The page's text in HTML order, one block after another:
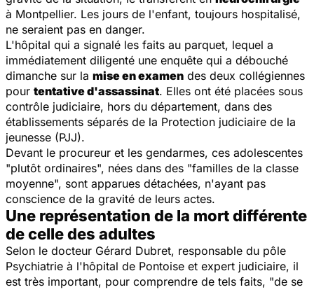
à Montpellier. Les jours de l'enfant, toujours hospitalisé,
ne seraient pas en danger.
L'hôpital qui a signalé les faits au parquet, lequel a
immédiatement diligenté une enquête qui a débouché
dimanche sur la mise en examen des deux collégiennes
pour tentative d'assassinat. Elles ont été placées sous
contrôle judiciaire, hors du département, dans des
établissements séparés de la Protection judiciaire de la
jeunesse (PJJ).
Devant le procureur et les gendarmes, ces adolescentes
"plutôt ordinaires", nées dans des "familles de la classe
moyenne", sont apparues détachées, n'ayant pas
conscience de la gravité de leurs actes.
Une représentation de la mort différente
de celle des adultes
Selon le docteur Gérard Dubret, responsable du pôle
Psychiatrie à l'hôpital de Pontoise et expert judiciaire, il
est très important, pour comprendre de tels faits, "de se